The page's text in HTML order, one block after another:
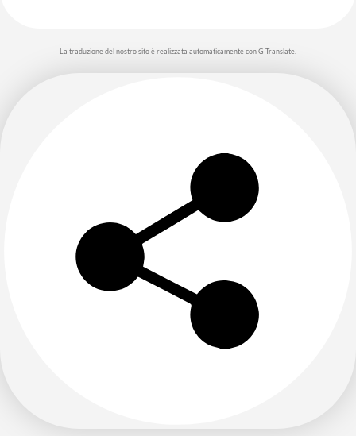
La traduzione del nostro sito è realizzata automaticamente con G-Translate.